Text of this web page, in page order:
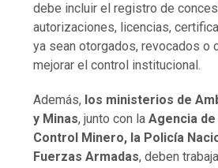
debe incluir el registro de
autorizaciones, licencias,
ya sean otorgados, revocados o
mejorar el control institucional.
Además, los ministerios de
y Minas, junto con la Agencia
Control Minero, la Policía
Fuerzas Armadas, deben